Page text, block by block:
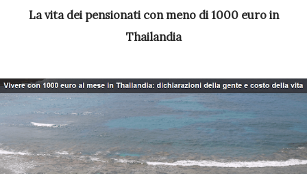
La vita dei pensionati con meno di 1000 euro in
Thailandia